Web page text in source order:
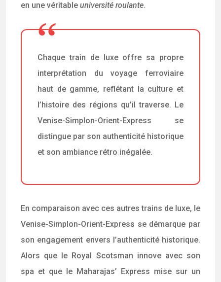
en une véritable université roulante.
Chaque train de luxe offre sa propre
interprétation du voyage ferroviaire
haut de gamme, reflétant la culture et
l’histoire des régions qu’il traverse. Le
Venise-Simplon-Orient-Express se
distingue par son authenticité historique
et son ambiance rétro inégalée.
En comparaison avec ces autres trains de luxe, le
Venise-Simplon-Orient-Express se démarque par
son engagement envers l’authenticité historique.
Alors que le Royal Scotsman innove avec son
spa et que le Maharajas’ Express mise sur un